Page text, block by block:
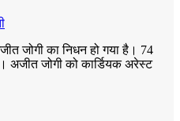
जोगी का निधन हो गया है। 74
अजीत जोगी को कार्डियक अरेस्ट